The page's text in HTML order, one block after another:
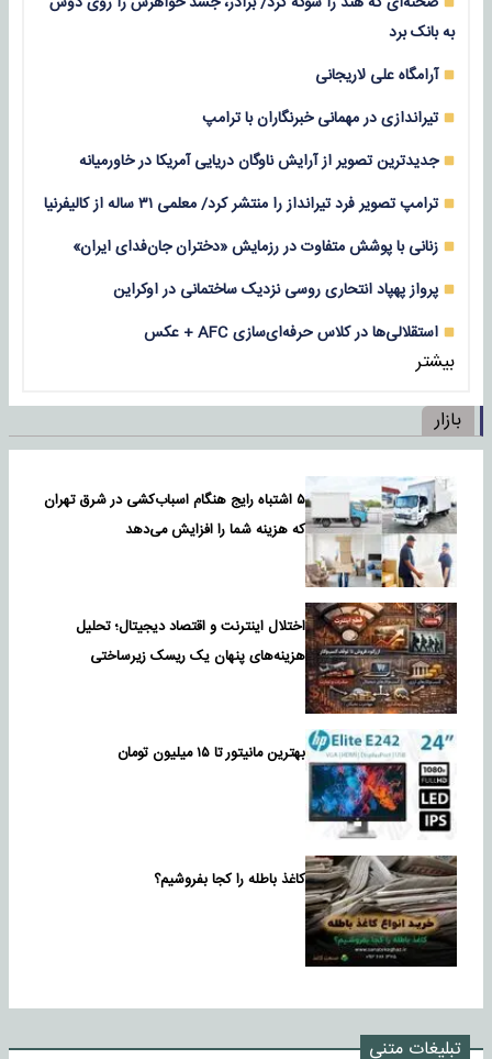
به بانک برد
آرامگاه علی لاریجانی
تیراندازی در مهمانی خبرنگاران با ترامپ
جدیدترین تصویر از آرایش ناوگان دریایی آمریکا در خاورمیانه
ترامپ تصویر فرد تیرانداز را منتشر کرد/ معلمی ۳۱ ساله از کالیفرنیا
زنانی با پوشش متفاوت در رزمایش «دختران جان‌فدای ایران»
پرواز پهپاد انتحاری روسی نزدیک ساختمانی در اوکراین
استقلالی‌ها در کلاس حرفه‌ای‌سازی AFC + عکس
بیشتر
بازار
۵ اشتباه رایج هنگام اسباب‌کشی در شرق تهران
که هزینه شما را افزایش می‌دهد
اختلال اینترنت و اقتصاد دیجیتال؛ تحلیل
هزینه‌های پنهان یک ریسک زیرساختی
بهترین مانیتور تا ۱۵ میلیون تومان
کاغذ باطله را کجا بفروشیم؟
تبلیغات متنی